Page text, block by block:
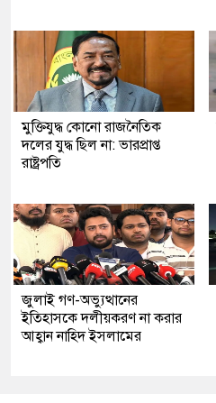
মুক্তিযুদ্ধ কোনো রাজনৈতিক
দলের যুদ্ধ ছিল না: ভারপ্রাপ্ত
রাষ্ট্রপতি
জুলাই গণ-অভ্যুত্থানের
ইতিহাসকে দলীয়করণ না করার
আহ্বান নাহিদ ইসলামের